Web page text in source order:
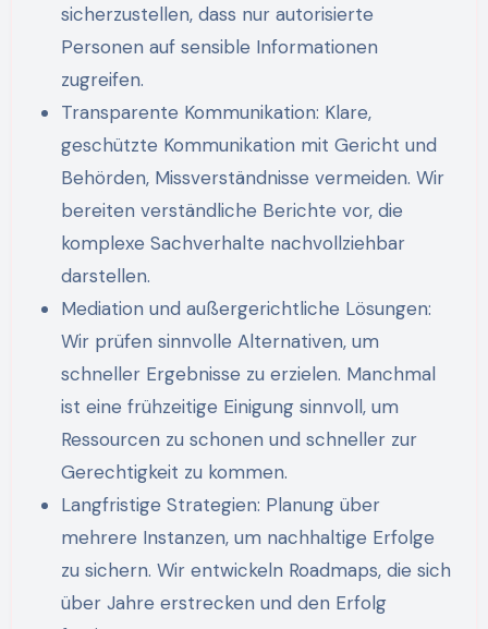
sicherzustellen, dass nur autorisierte
Personen auf sensible Informationen
zugreifen.
Transparente Kommunikation: Klare,
geschützte Kommunikation mit Gericht und
Behörden, Missverständnisse vermeiden. Wir
bereiten verständliche Berichte vor, die
komplexe Sachverhalte nachvollziehbar
darstellen.
Mediation und außergerichtliche Lösungen:
Wir prüfen sinnvolle Alternativen, um
schneller Ergebnisse zu erzielen. Manchmal
ist eine frühzeitige Einigung sinnvoll, um
Ressourcen zu schonen und schneller zur
Gerechtigkeit zu kommen.
Langfristige Strategien: Planung über
mehrere Instanzen, um nachhaltige Erfolge
zu sichern. Wir entwickeln Roadmaps, die sich
über Jahre erstrecken und den Erfolg